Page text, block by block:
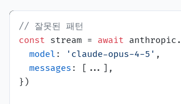
// 잘못된 패턴
const stream = await anthropic.
model : 'claude-opus-4-5' ,
messages : [...],
})